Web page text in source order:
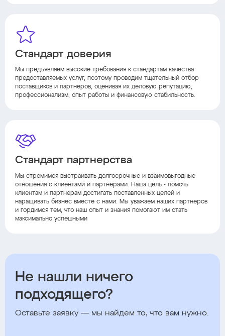
Стандарт доверия
Мы предъявляем высокие требования к стандартам качества
предоставляемых услуг, поэтому проводим тщательный отбор
поставщиков и партнеров, оценивая их деловую репутацию,
профессионализм, опыт работы и финансовую стабильность.
Стандарт партнерства
Мы стремимся выстраивать долгосрочные и взаимовыгодные
отношения с клиентами и партнерами. Наша цель - помочь
клиентам и партнерам достигать поставленных целей и
наращивать бизнес вместе с нами. Мы уважаем наших партнеров
и гордимся тем, что наш опыт и знания помогают им стать
максимально успешными
Не нашли ничего
подходящего?
Оставьте заявку — мы найдем то, что вам нужно.